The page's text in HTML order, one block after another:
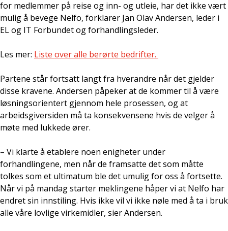
for medlemmer på reise og inn- og utleie, har det ikke vært
mulig å bevege Nelfo, forklarer Jan Olav Andersen, leder i
EL og IT Forbundet og forhandlingsleder.
Les mer: Liste over alle berørte bedrifter.
Partene står fortsatt langt fra hverandre når det gjelder
disse kravene. Andersen påpeker at de kommer til å være
løsningsorientert gjennom hele prosessen, og at
arbeidsgiversiden må ta konsekvensene hvis de velger å
møte med lukkede ører.
– Vi klarte å etablere noen enigheter under
forhandlingene, men når de framsatte det som måtte
tolkes som et ultimatum ble det umulig for oss å fortsette.
Når vi på mandag starter meklingene håper vi at Nelfo har
endret sin innstiling. Hvis ikke vil vi ikke nøle med å ta i bruk
alle våre lovlige virkemidler, sier Andersen.